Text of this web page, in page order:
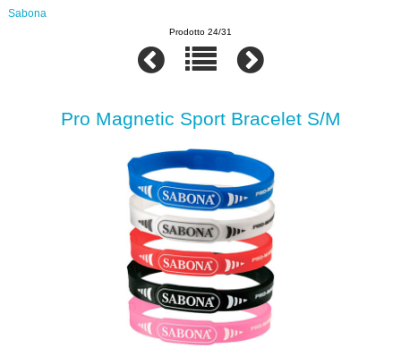
Sabona
Prodotto 24/31
Pro Magnetic Sport Bracelet S/M